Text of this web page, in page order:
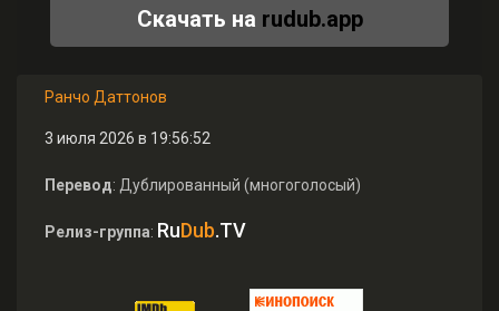
Скачать на rudub.app
Ранчо Даттонов
3 июля 2026 в 19:56:52
Перевод: Дублированный (многоголосый)
Релиз-группа: RuDub.TV